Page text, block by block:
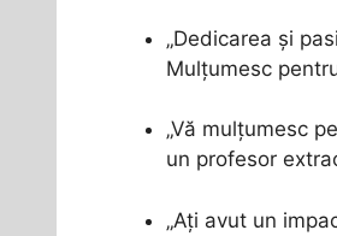
„Dedicarea și
Mulțumesc
„Vă mulțumesc
un profesor
„Ați avut un